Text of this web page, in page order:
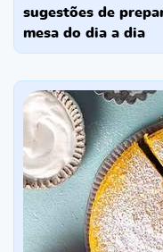
sugestões de
mesa do dia a dia